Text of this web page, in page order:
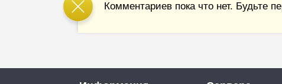
Комментариев пока что нет. Будьте